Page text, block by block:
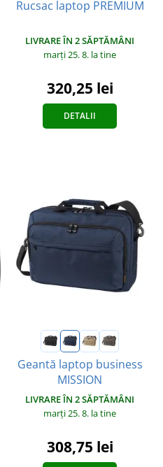
Rucsac laptop PREMIUM
LIVRARE ÎN 2 SĂPTĂMÂNI
marți 25. 8. la tine
320,25 lei
DETALII
Geantă laptop business
MISSION
LIVRARE ÎN 2 SĂPTĂMÂNI
marți 25. 8. la tine
308,75 lei